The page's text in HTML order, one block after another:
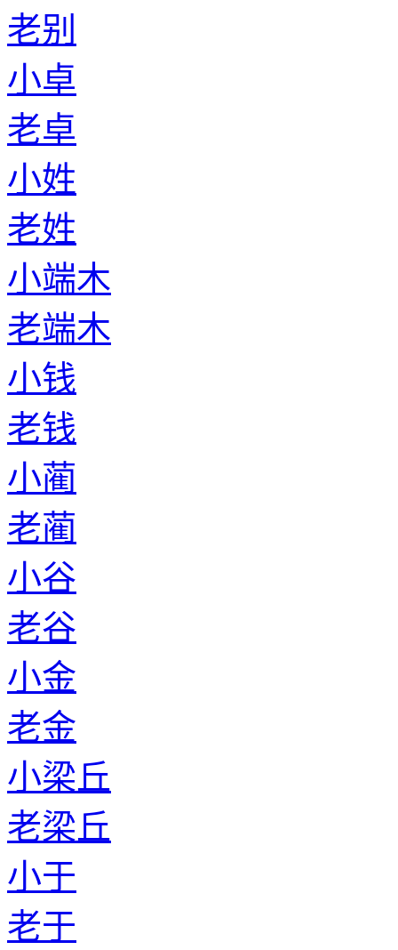
老别
小卓
老卓
小姓
老姓
小端木
老端木
小钱
老钱
小蔺
老蔺
小谷
老谷
小金
老金
小梁丘
老梁丘
小于
老于